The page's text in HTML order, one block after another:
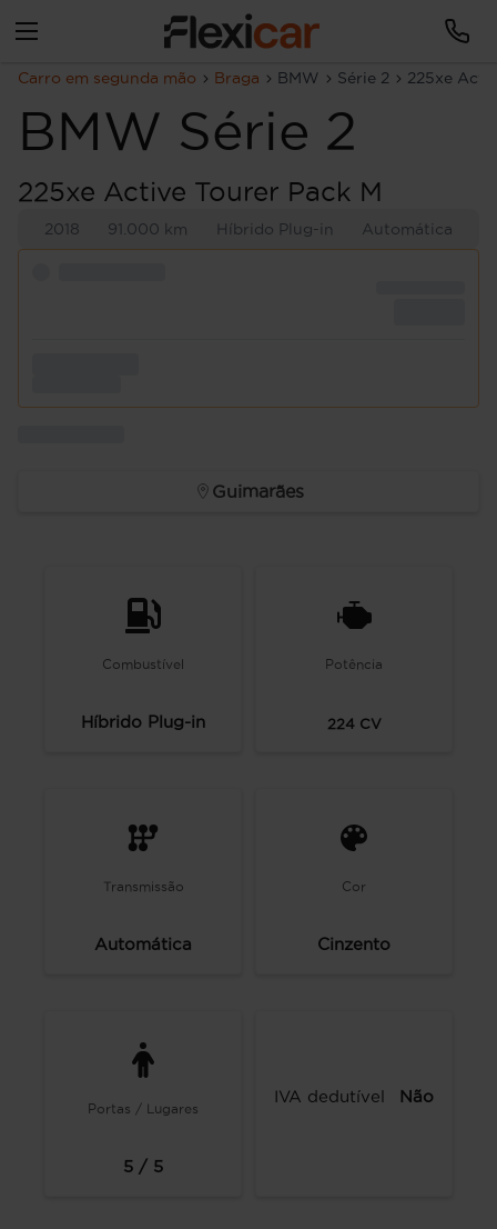
Carro em segunda mão Braga BMW Série 2 225xe
BMW Série 2
225xe Active Tourer Pack M
2018 91.000 km Híbrido Plug-in Automática
Guimarães
Combustível
Híbrido Plug-in
Potência
224CV
Transmissão
Automática
Cor
Cinzento
Portas / Lugares
5 / 5
IVA dedutível Não